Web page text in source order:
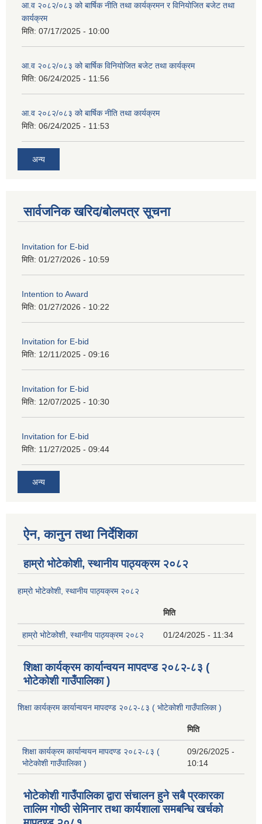
आ.व २०८२/०८३ को बार्षिक नीति तथा कार्यक्रमन र विनियोजित बजेट तथा
कार्यक्रम
मिति: 07/17/2025 - 10:00
आ.व २०८२/०८३ को बार्षिक विनियोजित बजेट तथा कार्यक्रम
मिति: 06/24/2025 - 11:56
आ.व २०८२/०८३ को बार्षिक नीति तथा कार्यक्रम
मिति: 06/24/2025 - 11:53
अन्य
सार्वजनिक खरिद/बोलपत्र सूचना
Invitation for E-bid
मिति: 01/27/2026 - 10:59
Intention to Award
मिति: 01/27/2026 - 10:22
Invitation for E-bid
मिति: 12/11/2025 - 09:16
Invitation for E-bid
मिति: 12/07/2025 - 10:30
Invitation for E-bid
मिति: 11/27/2025 - 09:44
अन्य
ऐन, कानुन तथा निर्देशिका
हाम्रो भोटेकोशी, स्थानीय पाठ्यक्रम २०८२
हाम्रो भोटेकोशी, स्थानीय पाठ्यक्रम २०८२
मिति
हाम्रो भोटेकोशी, स्थानीय पाठ्यक्रम २०८२ 01/24/2025 - 11:34
शिक्षा कार्यक्रम कार्यान्वयन मापदण्ड २०८२-८३ (
भोटेकोशी गाउँपालिका )
शिक्षा कार्यक्रम कार्यान्वयन मापदण्ड २०८२-८३ ( भोटेकोशी गाउँपालिका )
मिति
शिक्षा कार्यक्रम कार्यान्वयन मापदण्ड २०८२-८३ (
भोटेकोशी गाउँपालिका )
09/26/2025 -
10:14
भोटेकोशी गाउँपालिका द्वारा संचालन हुने सबै प्रकारका
तालिम गोष्ठी सेमिनार तथा कार्यशाला समबन्धि खर्चको